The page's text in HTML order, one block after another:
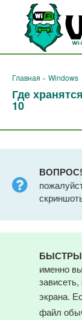
Перейти
контенту
Главная » Windows
Где
10
ВОПРОС!
именно
экрана.
файл